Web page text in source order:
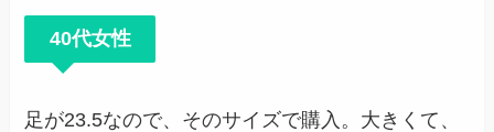
40代女性
足が23.5なので、そのサイズで購入。大きくて、